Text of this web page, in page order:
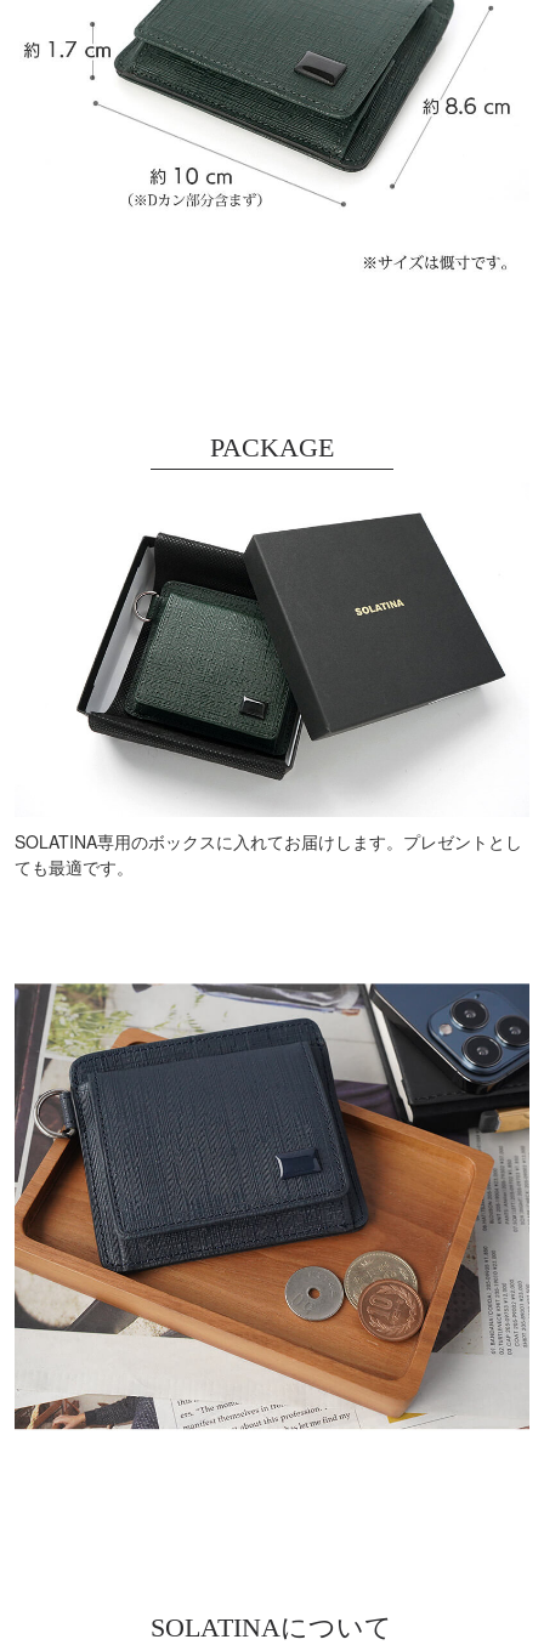
PACKAGE
SOLATINA専用のボックスに入れてお届けします。プレゼントとし
ても最適です。
SOLATINAについて